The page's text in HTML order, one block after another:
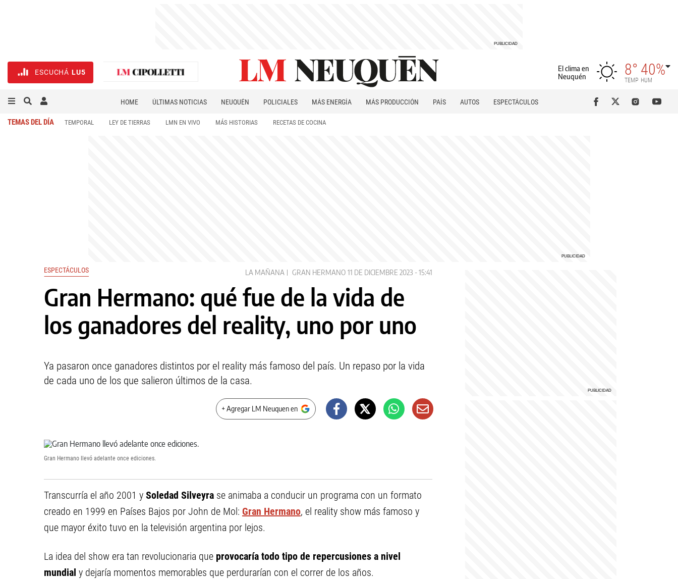
ESCUCHÁ LU5
El clima en
Neuquén
8°
TEMP
40%
HUM
HOME ÚLTIMAS NOTICIAS NEUQUÉN POLICIALES MÁS ENERGÍA MÁS PRODUCCIÓN PAÍS AUTOS
ESPECTÁCULOS
TEMAS DEL DÍA TEMPORAL LEY DE TIERRAS LMN EN VIVO MÁS HISTORIAS RECETAS DE COCINA
ESPECTÁCULOS LA MAÑANA GRAN HERMANO 11 DE DICIEMBRE 2023 - 15:41
Gran Hermano: qué fue de la vida de
los ganadores del reality, uno por uno
Ya pasaron once ganadores distintos por el reality más famoso del país. Un repaso por la vida
de cada uno de los que salieron últimos de la casa.
+ Agregar LM Neuquen en
Gran Hermano llevó adelante once ediciones.
Transcurría el año 2001 y Soledad Silveyra se animaba a conducir un programa con un formato
creado en 1999 en Países Bajos por John de Mol: Gran Hermano, el reality show más famoso y
que mayor éxito tuvo en la televisión argentina por lejos.
La idea del show era tan revolucionaria que provocaría todo tipo de repercusiones a nivel
mundial y dejaría momentos memorables que perdurarían con el correr de los años.